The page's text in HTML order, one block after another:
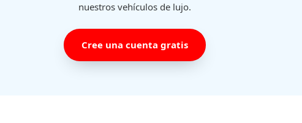
nuestros vehículos de lujo.
Cree una cuenta gratis